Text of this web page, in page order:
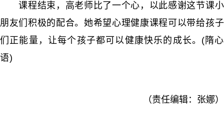
课程结束，高老师比了一个心，以此感谢这节课小
朋友们积极的配合。她希望心理健康课程可以带给孩子
们正能量，让每个孩子都可以健康快乐的成长。(隋心
语)
（责任编辑：张娜）